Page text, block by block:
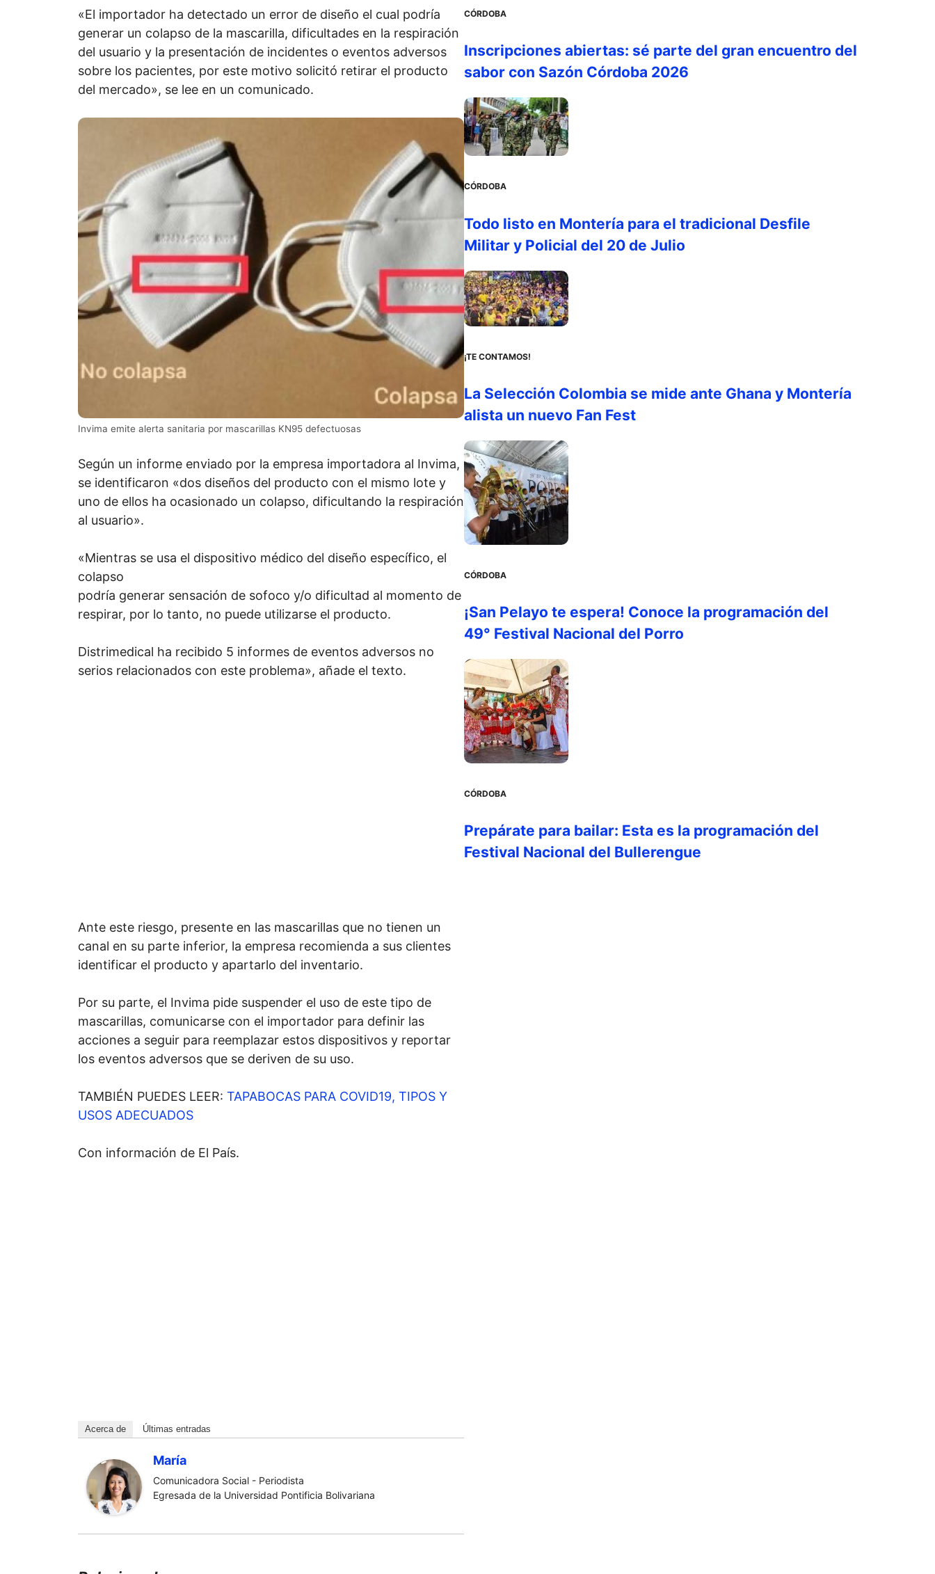
«El importador ha detectado un error de diseño el cual podría
generar un colapso de la mascarilla, dificultades en la respiración
del usuario y la presentación de incidentes o eventos adversos
sobre los pacientes, por este motivo solicitó retirar el producto
del mercado», se lee en un comunicado.
Invima emite alerta sanitaria por mascarillas KN95 defectuosas
Según un informe enviado por la empresa importadora al Invima,
se identificaron «dos diseños del producto con el mismo lote y
uno de ellos ha ocasionado un colapso, dificultando la respiración
al usuario».
«Mientras se usa el dispositivo médico del diseño específico, el
colapso
podría generar sensación de sofoco y/o dificultad al momento de
respirar, por lo tanto, no puede utilizarse el producto.
Distrimedical ha recibido 5 informes de eventos adversos no
serios relacionados con este problema», añade el texto.
Ante este riesgo, presente en las mascarillas que no tienen un
canal en su parte inferior, la empresa recomienda a sus clientes
identificar el producto y apartarlo del inventario.
Por su parte, el Invima pide suspender el uso de este tipo de
mascarillas, comunicarse con el importador para definir las
acciones a seguir para reemplazar estos dispositivos y reportar
los eventos adversos que se deriven de su uso.
TAMBIÉN PUEDES LEER: TAPABOCAS PARA COVID19, TIPOS Y
USOS ADECUADOS
Con información de El País.
Acerca de Últimas entradas
María
Comunicadora Social - Periodista
Egresada de la Universidad Pontificia Bolivariana
CÓRDOBA
Inscripciones abiertas: sé parte del gran encuentro del
sabor con Sazón Córdoba 2026
CÓRDOBA
Todo listo en Montería para el tradicional Desfile
Militar y Policial del 20 de Julio
¡TE CONTAMOS!
La Selección Colombia se mide ante Ghana y Montería
alista un nuevo Fan Fest
CÓRDOBA
¡San Pelayo te espera! Conoce la programación del
49° Festival Nacional del Porro
CÓRDOBA
Prepárate para bailar: Esta es la programación del
Festival Nacional del Bullerengue